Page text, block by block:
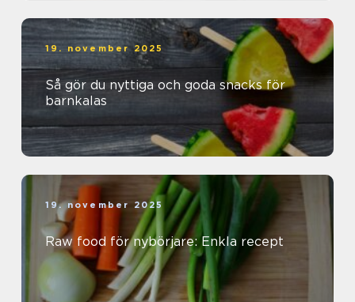
19. november 2025
Så gör du nyttiga och goda snacks för
barnkalas
19. november 2025
Raw food för nybörjare: Enkla recept